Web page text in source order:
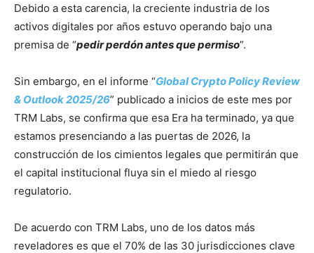
Debido a esta carencia, la creciente industria de los
activos digitales por años estuvo operando bajo una
premisa de “pedir perdón antes que permiso”.
Sin embargo, en el informe “Global Crypto Policy Review
& Outlook 2025/26” publicado a inicios de este mes por
TRM Labs, se confirma que esa Era ha terminado, ya que
estamos presenciando a las puertas de 2026, la
construcción de los cimientos legales que permitirán que
el capital institucional fluya sin el miedo al riesgo
regulatorio.
De acuerdo con TRM Labs, uno de los datos más
reveladores es que el 70% de las 30 jurisdicciones clave